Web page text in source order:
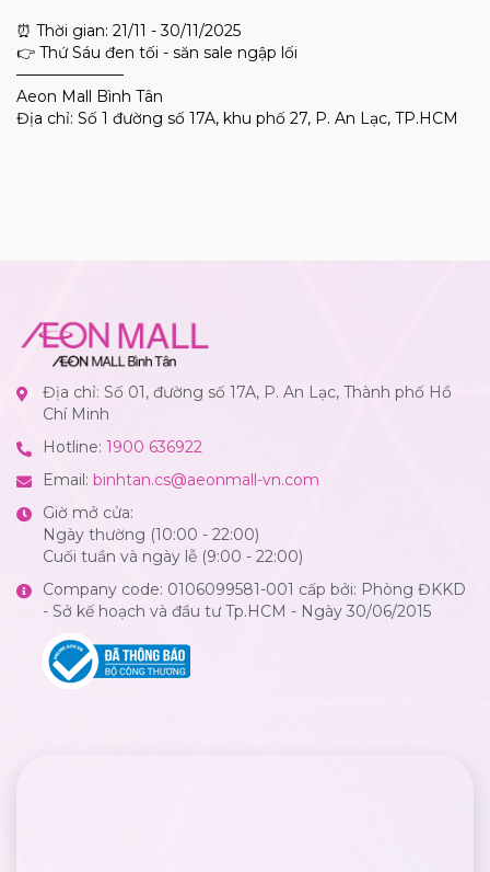
⏰ Thời gian: 21/11 - 30/11/2025
👉 Thứ Sáu đen tối - săn sale ngập lối
———————
Aeon Mall Bình Tân
Địa chỉ: Số 1 đường số 17A, khu phố 27, P. An Lạc, TP.HCM
Địa chỉ: Số 01, đường số 17A, P. An Lạc, Thành phố Hồ
Chí Minh
Hotline: 1900 636922
Email: binhtan.cs@aeonmall-vn.com
Giờ mở cửa:
Ngày thường (10:00 - 22:00)
Cuối tuần và ngày lễ (9:00 - 22:00)
Company code: 0106099581-001 cấp bởi: Phòng ĐKKD
- Sở kế hoạch và đầu tư Tp.HCM - Ngày 30/06/2015